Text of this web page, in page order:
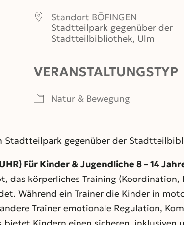
iCalendar
Standort BÖFINGEN
Stadtteilpark gegenüber der
Stadtteilbibliothek, Ulm
VERANSTALTUNGSTYP
Natur & Bewegung
Stadtteilpark gegenüber der
Für Kinder & Jugendliche 8 – 14
das körperliches Training
Während ein Trainer die Kinder in
Trainer emotionale Regulation,